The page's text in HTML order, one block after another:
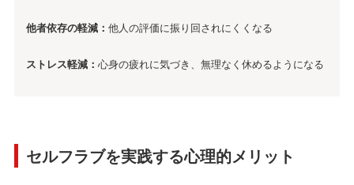
他者依存の軽減： 他人の評価に振り回されにくくなる
ストレス軽減： 心身の疲れに気づき、無理なく休めるようになる
セルフラブを実践する心理的メリット